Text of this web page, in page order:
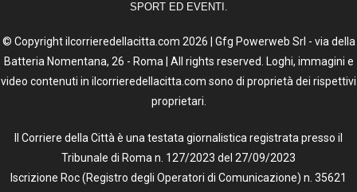
SPORT ED EVENTI.
© Copyright ilcorrieredellacitta.com 2026 | Gfg Powerweb Srl - via della
Batteria Nomentana, 26 - Roma | All rights reserved. Loghi, immagini e
video contenuti in ilcorrieredellacitta.com sono di proprietà dei rispettivi
proprietari.
Il Corriere della Città è una testata giornalistica registrata presso il
Tribunale di Roma n. 127/2023 del 27/09/2023
Iscrizione Roc (Registro degli Operatori di Comunicazione) n. 35621